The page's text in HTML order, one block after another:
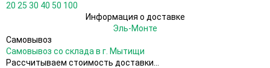
20 25 30 40 50 100
Информация о доставке
Эль-Монте
Самовывоз
Самовывоз со склада в г. Мытищи
Рассчитываем стоимость доставки...